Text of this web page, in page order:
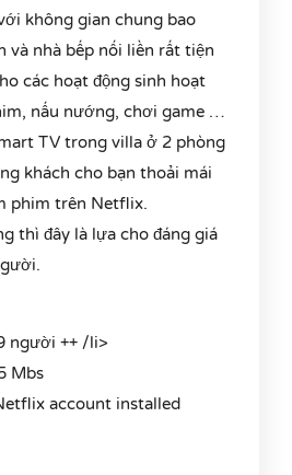
không gian chung bao
và nhà bếp nối liền rất tiện
các hoạt động sinh hoạt
nấu nướng, chơi game …
TV trong villa ở 2 phòng
khách cho bạn thoải mái
phim trên Netflix.
thì đây là lựa cho đáng giá
người ++ /li>
Mbs
account installed